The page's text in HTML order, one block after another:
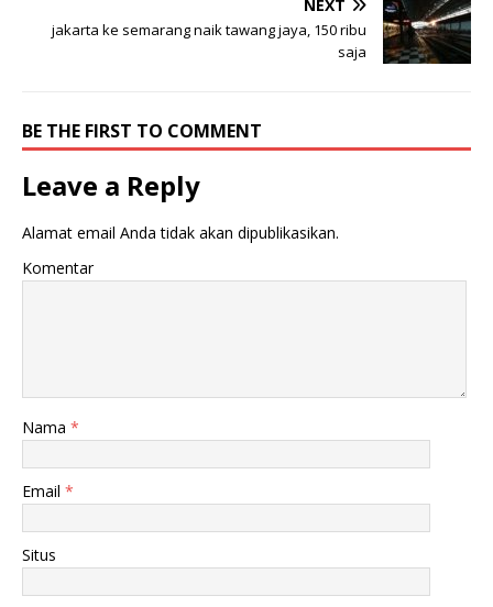
NEXT
jakarta ke semarang naik tawang jaya, 150 ribu
saja
BE THE FIRST TO COMMENT
Leave a Reply
Alamat email Anda tidak akan dipublikasikan.
Komentar
Nama *
Email *
Situs